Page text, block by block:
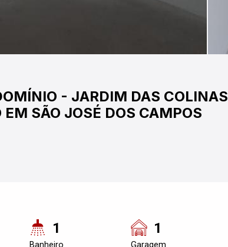
- JARDIM DAS COLINAS
SÃO JOSÉ DOS CAMPOS
1
Banheiro
1
Garagem